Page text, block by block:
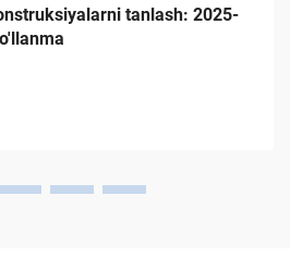
tanlash: 2025-